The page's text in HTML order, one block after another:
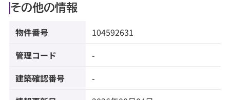
その他の情報
物件番号 104592631
管理コード -
建築確認番号 -